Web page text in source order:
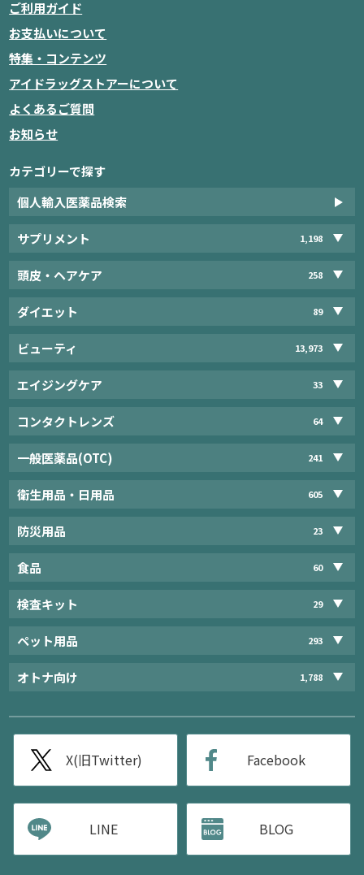
ご利用ガイド
お支払いについて
特集・コンテンツ
アイドラッグストアーについて
よくあるご質問
お知らせ
カテゴリーで探す
個人輸入医薬品検索
サプリメント 1,198
頭皮・ヘアケア 258
ダイエット 89
ビューティ 13,973
エイジングケア 33
コンタクトレンズ 64
一般医薬品(OTC) 241
衛生用品・日用品 605
防災用品 23
食品 60
検査キット 29
ペット用品 293
オトナ向け 1,788
X(旧Twitter) Facebook
LINE BLOG